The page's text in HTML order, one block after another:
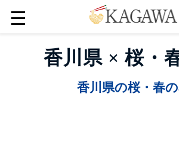
☰
香川県 × 桜・
香川県の桜・春